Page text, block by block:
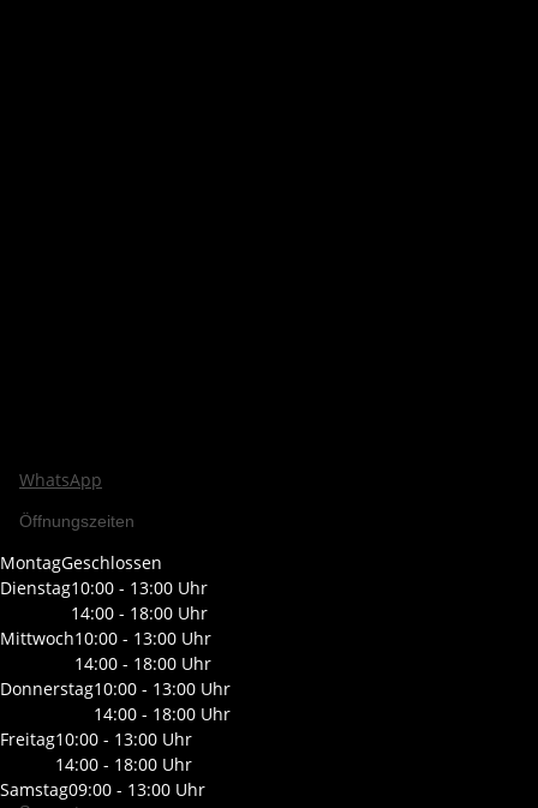
WhatsApp
Öffnungszeiten
MontagGeschlossen
Dienstag10:00 - 13:00 Uhr
14:00 - 18:00 Uhr
Mittwoch10:00 - 13:00 Uhr
14:00 - 18:00 Uhr
Donnerstag10:00 - 13:00 Uhr
14:00 - 18:00 Uhr
Freitag10:00 - 13:00 Uhr
14:00 - 18:00 Uhr
Samstag09:00 - 13:00 Uhr